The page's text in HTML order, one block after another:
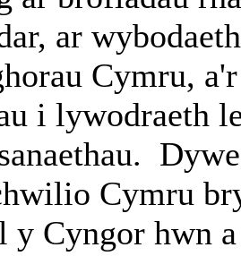
ar
Cymru,
i lywodraeth
Cymru
y Cyngor hwn